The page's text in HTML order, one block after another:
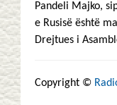
Pandeli Majko,
e Rusisë është
Drejtues i
Copyright ©